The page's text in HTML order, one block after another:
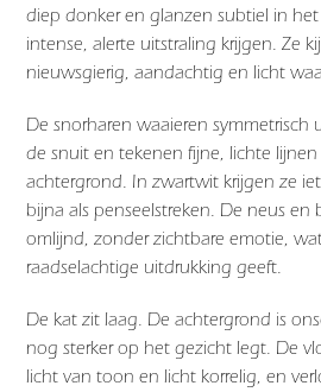
diep donker en glanzen subtiel in
intense, alerte uitstraling krijgen. Ze
nieuwsgierig, aandachtig en licht
De snorharen waaieren symmetrisch
de snuit en tekenen fijne, lichte
achtergrond. In zwartwit krijgen ze
bijna als penseelstreken. De neus en
omlijnd, zonder zichtbare emotie,
raadselachtige uitdrukking geeft.
De kat zit laag. De achtergrond is
nog sterker op het gezicht legt. De
licht van toon en licht korrelig, en